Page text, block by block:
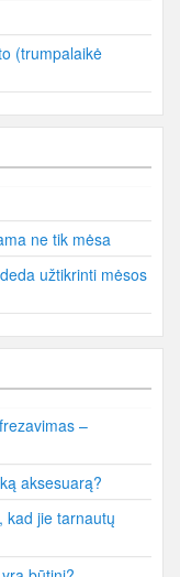
(trumpalaikė
ne tik mėsa
užtikrinti mėsos
–
aksesuarą?
kad jie tarnautų